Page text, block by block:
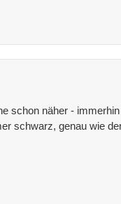
schon näher -
schwarz, genau wie